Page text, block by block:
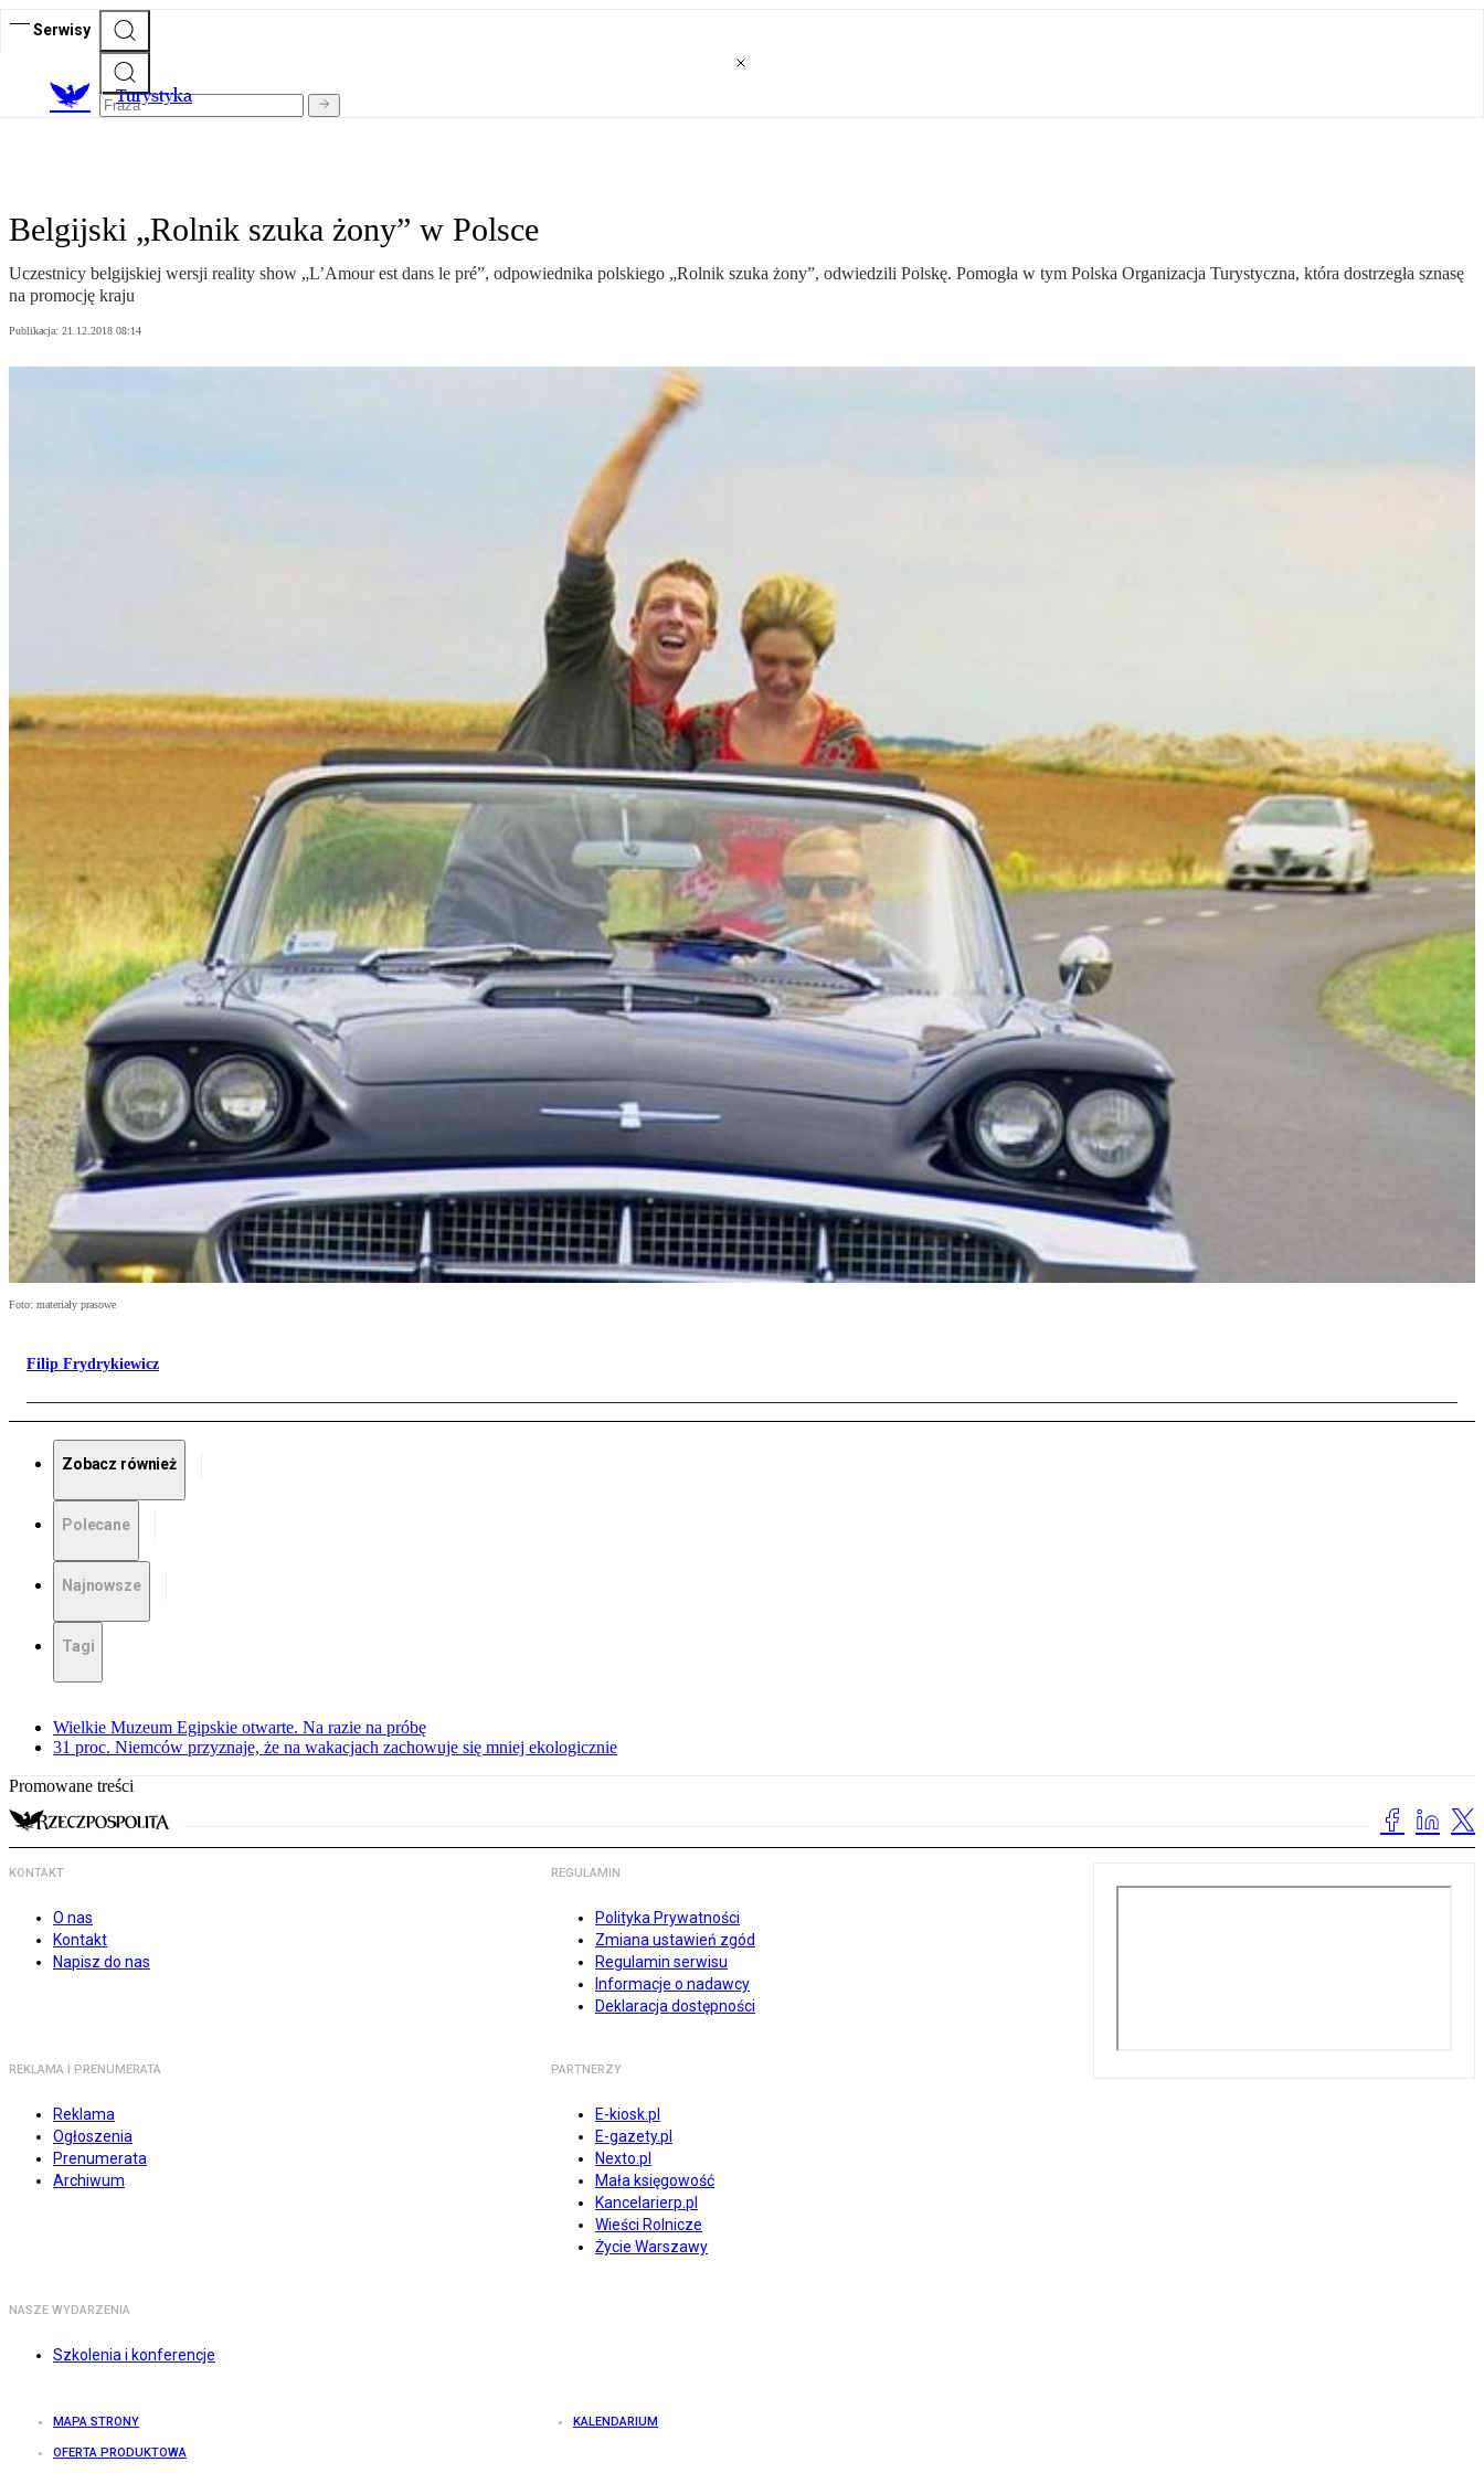
Serwisy
Turystyka
Belgijski „Rolnik szuka żony” w Polsce
Uczestnicy belgijskiej wersji reality show „L’Amour est dans le pré”, odpowiednika polskiego „Rolnik szuka żony”, odwiedzili Polskę. Pomogła w tym Polska Organizacja Turystyczna, która dostrzegła sznasę
na promocję kraju
Publikacja: 21.12.2018 08:14
Foto: materiały prasowe
Filip Frydrykiewicz
Zobacz również
Polecane
Najnowsze
Tagi
Wielkie Muzeum Egipskie otwarte. Na razie na próbę
31 proc. Niemców przyznaje, że na wakacjach zachowuje się mniej ekologicznie
Promowane treści
KONTAKT
O nas
Kontakt
Napisz do nas
REGULAMIN
Polityka Prywatności
Zmiana ustawień zgód
Regulamin serwisu
Informacje o nadawcy
Deklaracja dostępności
REKLAMA I PRENUMERATA
Reklama
Ogłoszenia
Prenumerata
Archiwum
PARTNERZY
E-kiosk.pl
E-gazety.pl
Nexto.pl
Mała księgowość
Kancelarierp.pl
Wieści Rolnicze
Życie Warszawy
NASZE WYDARZENIA
Szkolenia i konferencje
MAPA STRONY KALENDARIUM
OFERTA PRODUKTOWA